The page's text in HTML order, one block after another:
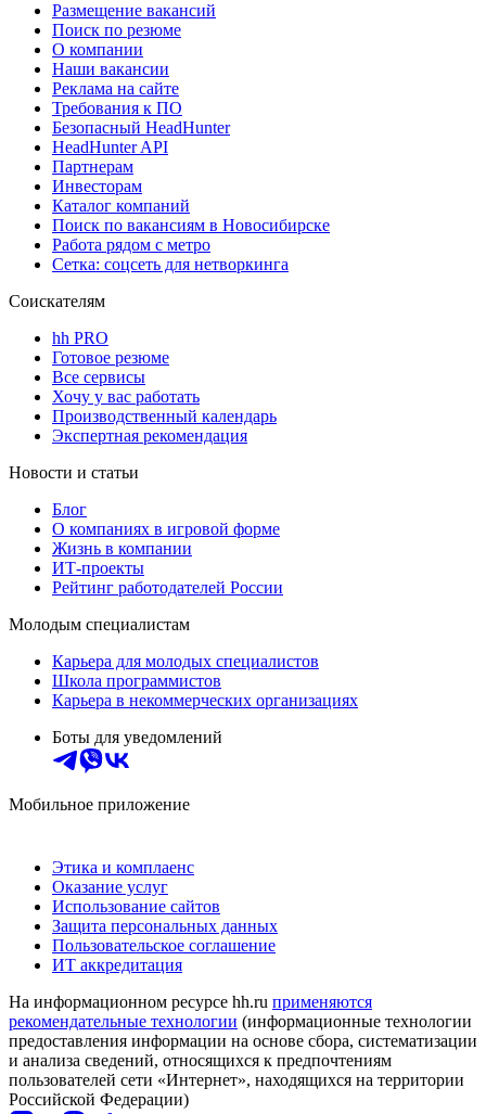
Размещение вакансий
Поиск по резюме
О компании
Наши вакансии
Реклама на сайте
Требования к ПО
Безопасный HeadHunter
HeadHunter API
Партнерам
Инвесторам
Каталог компаний
Поиск по вакансиям в Новосибирске
Работа рядом с метро
Сетка: соцсеть для нетворкинга
Соискателям
hh PRO
Готовое резюме
Все сервисы
Хочу у вас работать
Производственный календарь
Экспертная рекомендация
Новости и статьи
Блог
О компаниях в игровой форме
Жизнь в компании
ИТ-проекты
Рейтинг работодателей России
Молодым специалистам
Карьера для молодых специалистов
Школа программистов
Карьера в некоммерческих организациях
Боты для уведомлений
Мобильное приложение
Этика и комплаенс
Оказание услуг
Использование сайтов
Защита персональных данных
Пользовательское соглашение
ИТ аккредитация
На информационном ресурсе hh.ru применяются
рекомендательные технологии (информационные технологии
предоставления информации на основе сбора, систематизации
и анализа сведений, относящихся к предпочтениям
пользователей сети «Интернет», находящихся на территории
Российской Федерации)